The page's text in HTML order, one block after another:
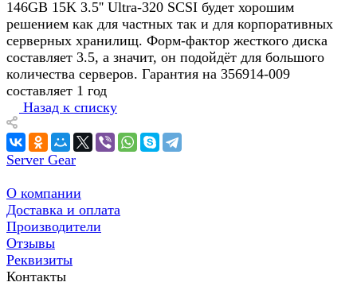
146GB 15K 3.5'' Ultra-320 SCSI будет хорошим
решением как для частных так и для корпоративных
серверных хранилищ. Форм-фактор жесткого диска
составляет 3.5, а значит, он подойдёт для большого
количества серверов. Гарантия на 356914-009
составляет 1 год
Назад к списку
Server Gear
О компании
Доставка и оплата
Производители
Отзывы
Реквизиты
Контакты